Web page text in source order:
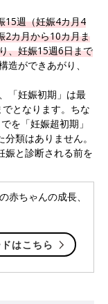
15週（妊娠4カ月4
2カ月から10カ月ま
、妊娠15週6日まで
造ができあがり、
「妊娠初期」は最
となります。ちな
を「妊娠超初期」
類はありません。
娠と診断される前を
赤ちゃんの成長、
はこちら